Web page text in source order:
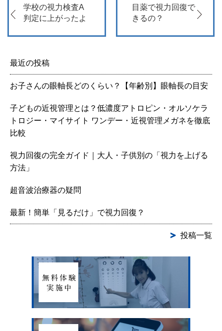
学校の視力検査A
判定に上がったよ
目薬で視力回復で
きるの？
最近の投稿
お子さんの眼軸長どのくらい？【年齢別】眼軸長の目安
子どもの近視管理とは？低濃度アトロピン・オルソケラ
トロジー・マイサイト ワンデー・近視管理メガネを徹底
比較
視力回復の完全ガイド｜大人・子供別の「視力を上げる
方法」
超音波治療器の疑問
最新！簡単「見るだけ」で視力回復？
投稿一覧